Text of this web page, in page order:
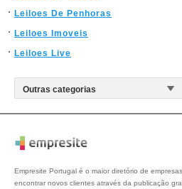
Leiloes De Penhoras
Leiloes Imoveis
Leiloes Live
Empresite Portugal é o maior diretório de
encontrar novos clientes através da publicação